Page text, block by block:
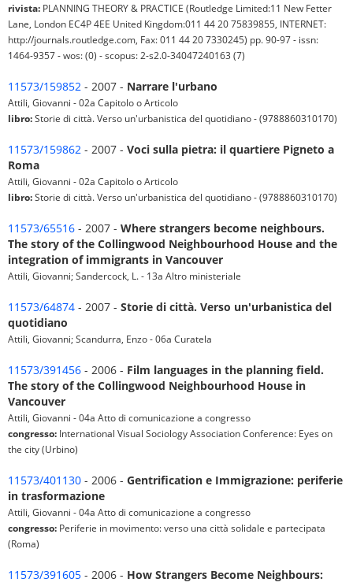
rivista: PLANNING THEORY & PRACTICE (Routledge Limited:11 New Fetter
Lane, London EC4P 4EE United Kingdom:011 44 20 75839855, INTERNET:
http://journals.routledge.com, Fax: 011 44 20 7330245) pp. 90-97 - issn:
1464-9357 - wos: (0) - scopus: 2-s2.0-34047240163 (7)
11573/159852 - 2007 - Narrare l'urbano
Attili, Giovanni - 02a Capitolo o Articolo
libro:Storie di città. Verso un'urbanistica del quotidiano - (9788860310170)
11573/159862 - 2007 - Voci sulla pietra: il quartiere Pigneto a
Roma
Attili, Giovanni - 02a Capitolo o Articolo
libro:Storie di città. Verso un'urbanistica del quotidiano - (9788860310170)
11573/65516 - 2007 - Where strangers become neighbours.
The story of the Collingwood Neighbourhood House and the
integration of immigrants in Vancouver
Attili, Giovanni; Sandercock, L. - 13a Altro ministeriale
11573/64874 - 2007 - Storie di città. Verso un'urbanistica del
quotidiano
Attili, Giovanni; Scandurra, Enzo - 06a Curatela
11573/391456 - 2006 - Film languages in the planning field.
The story of the Collingwood Neighbourhood House in
Vancouver
Attili, Giovanni - 04a Atto di comunicazione a congresso
congresso: International Visual Sociology Association Conference: Eyes on
the city (Urbino)
11573/401130 - 2006 - Gentrification e Immigrazione: periferie
in trasformazione
Attili, Giovanni - 04a Atto di comunicazione a congresso
congresso: Periferie in movimento: verso una città solidale e partecipata
(Roma)
11573/391605 - 2006 - How Strangers Become Neighbours: